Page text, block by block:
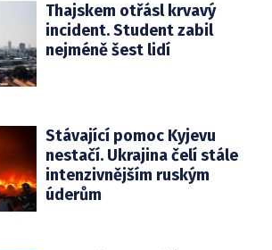
Thajskem otřásl krvavý
incident. Student zabil
nejméně šest lidí
Stávající pomoc Kyjevu
nestačí. Ukrajina čelí stále
intenzivnějším ruským
úderům